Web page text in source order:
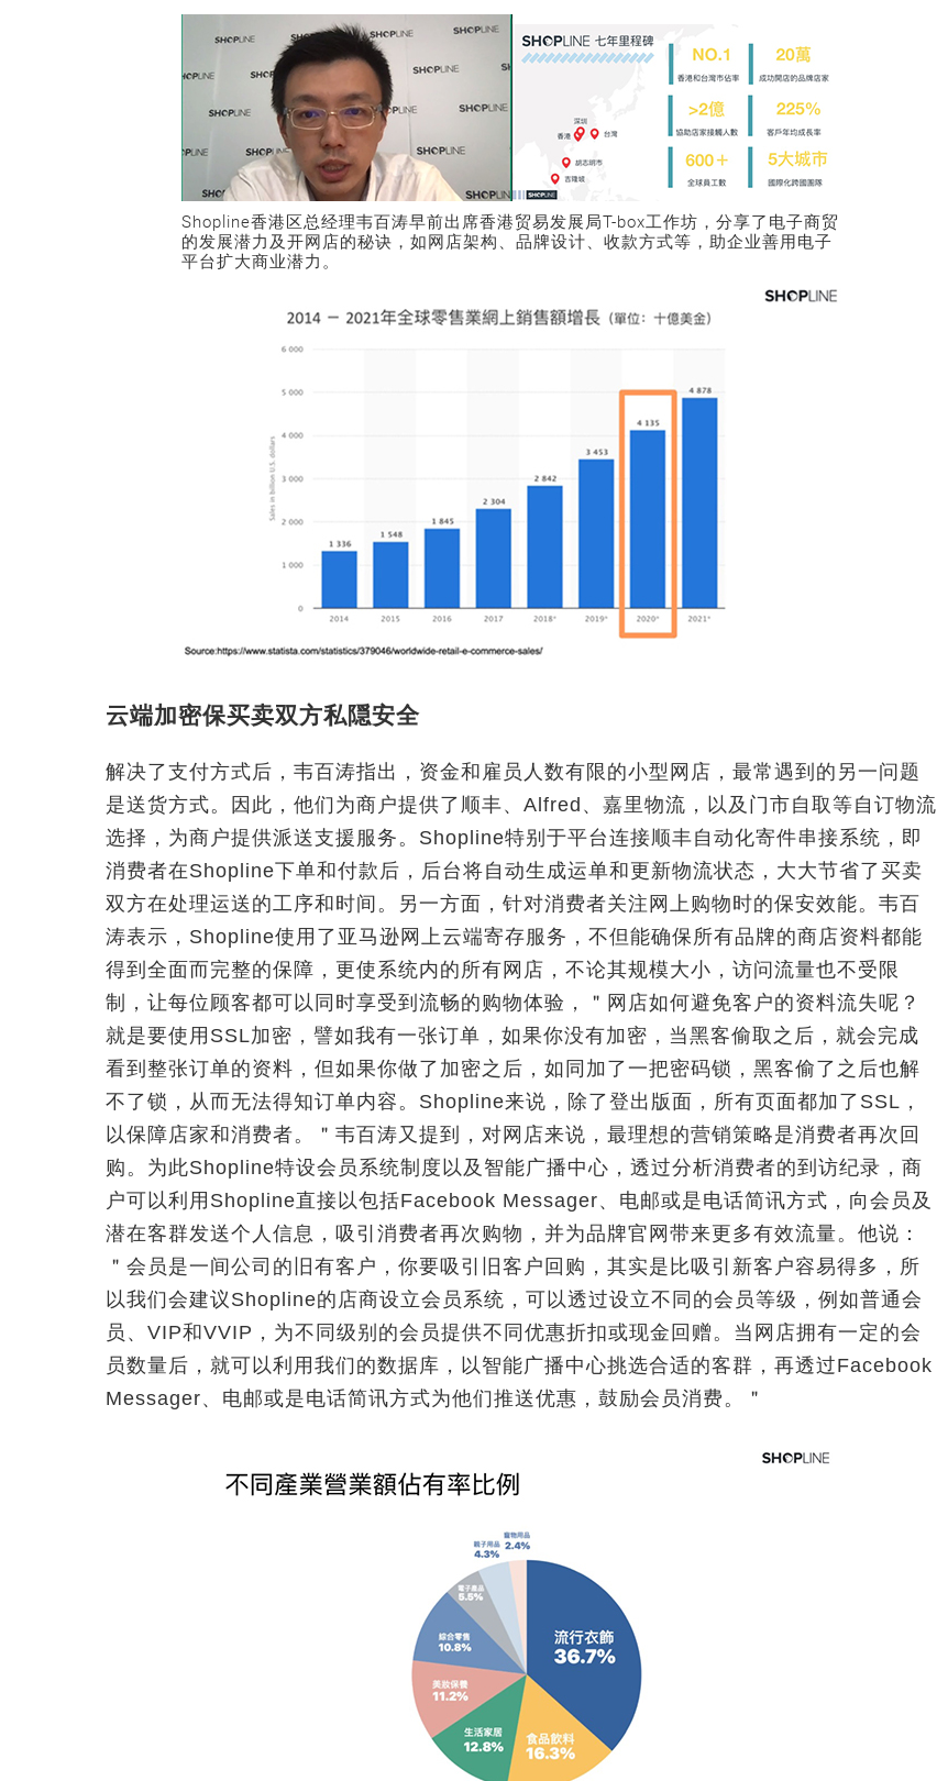
Shopline香港区总经理韦百涛早前出席香港贸易发展局T-box工作坊，分享了电子商贸
的发展潜力及开网店的秘诀，如网店架构、品牌设计、收款方式等，助企业善用电子
平台扩大商业潜力。
云端加密保买卖双方私隠安全
解决了支付方式后，韦百涛指出，资金和雇员人数有限的小型网店，最常遇到的另一问题
是送货方式。因此，他们为商户提供了顺丰、Alfred、嘉里物流，以及门市自取等自订物流
选择，为商户提供派送支援服务。Shopline特别于平台连接顺丰自动化寄件串接系统，即
消费者在Shopline下单和付款后，后台将自动生成运单和更新物流状态，大大节省了买卖
双方在处理运送的工序和时间。另一方面，针对消费者关注网上购物时的保安效能。韦百
涛表示，Shopline使用了亚马逊网上云端寄存服务，不但能确保所有品牌的商店资料都能
得到全面而完整的保障，更使系统内的所有网店，不论其规模大小，访问流量也不受限
制，让每位顾客都可以同时享受到流畅的购物体验，＂网店如何避免客户的资料流失呢？
就是要使用SSL加密，譬如我有一张订单，如果你没有加密，当黑客偷取之后，就会完成
看到整张订单的资料，但如果你做了加密之后，如同加了一把密码锁，黑客偷了之后也解
不了锁，从而无法得知订单内容。Shopline来说，除了登出版面，所有页面都加了SSL，
以保障店家和消费者。＂韦百涛又提到，对网店来说，最理想的营销策略是消费者再次回
购。为此Shopline特设会员系统制度以及智能广播中心，透过分析消费者的到访纪录，商
户可以利用Shopline直接以包括Facebook Messager、电邮或是电话简讯方式，向会员及
潜在客群发送个人信息，吸引消费者再次购物，并为品牌官网带来更多有效流量。他说：
＂会员是一间公司的旧有客户，你要吸引旧客户回购，其实是比吸引新客户容易得多，所
以我们会建议Shopline的店商设立会员系统，可以透过设立不同的会员等级，例如普通会
员、VIP和VVIP，为不同级别的会员提供不同优惠折扣或现金回赠。当网店拥有一定的会
员数量后，就可以利用我们的数据库，以智能广播中心挑选合适的客群，再透过Facebook
Messager、电邮或是电话简讯方式为他们推送优惠，鼓励会员消费。＂